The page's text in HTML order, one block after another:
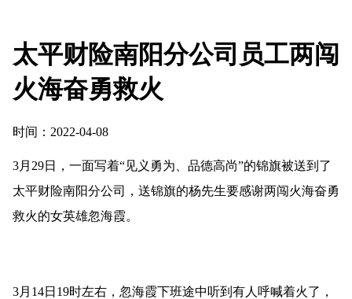
太平财险南阳分公司员工两闯
火海奋勇救火
时间：2022-04-08
3月29日，一面写着“见义勇为、品德高尚”的锦旗被送到了
太平财险南阳分公司，送锦旗的杨先生要感谢两闯火海奋勇
救火的女英雄忽海霞。
3月14日19时左右，忽海霞下班途中听到有人呼喊着火了，